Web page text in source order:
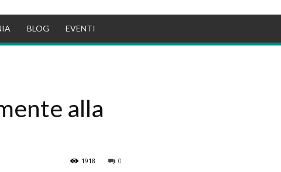
BLOG EVENTI
alla
0
1918